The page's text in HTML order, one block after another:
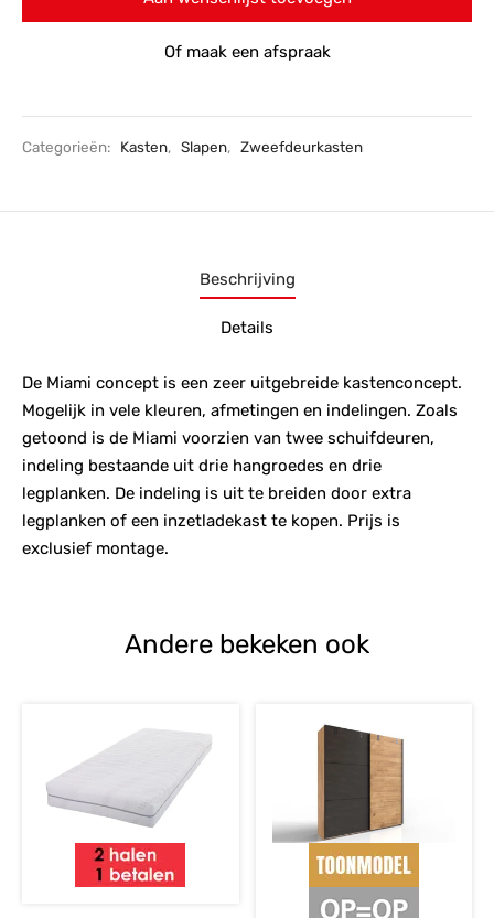
Of maak een afspraak
Categorieën: Kasten, Slapen, Zweefdeurkasten
Beschrijving
Details
De Miami concept is een zeer uitgebreide kastenconcept.
Mogelijk in vele kleuren, afmetingen en indelingen. Zoals
getoond is de Miami voorzien van twee schuifdeuren,
indeling bestaande uit drie hangroedes en drie
legplanken. De indeling is uit te breiden door extra
legplanken of een inzetladekast te kopen. Prijs is
exclusief montage.
Andere bekeken ook